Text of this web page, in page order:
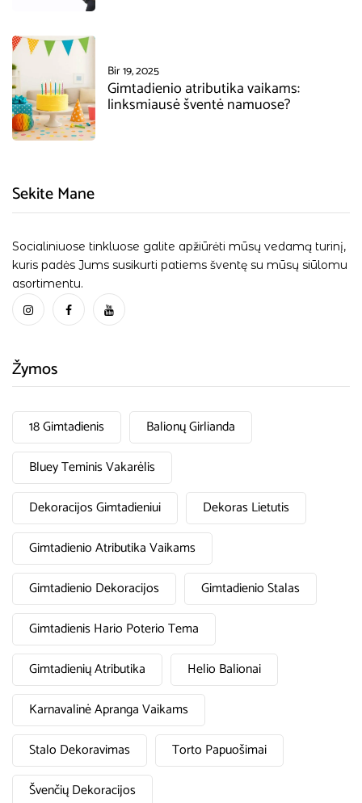
Bir 19, 2025
Gimtadienio atributika vaikams:
linksmiausė šventė namuose?
Sekite Mane
Socialiniuose tinkluose galite apžiūrėti mūsų vedamą turinį,
kuris padės Jums susikurti patiems šventę su mūsų siūlomu
asortimentu.
Žymos
18 Gimtadienis
Balionų Girlianda
Bluey Teminis Vakarėlis
Dekoracijos Gimtadieniui
Dekoras Lietutis
Gimtadienio Atributika Vaikams
Gimtadienio Dekoracijos
Gimtadienio Stalas
Gimtadienis Hario Poterio Tema
Gimtadienių Atributika
Helio Balionai
Karnavalinė Apranga Vaikams
Stalo Dekoravimas
Torto Papuošimai
Švenčių Dekoracijos